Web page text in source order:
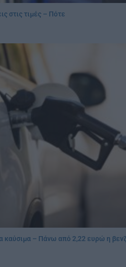
στις τιμές – Πότε
καύσιμα – Πάνω από 2,22 ευρώ η